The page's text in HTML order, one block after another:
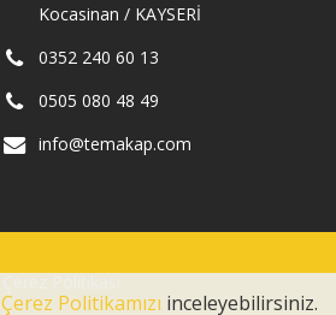
Kocasinan / KAYSERİ
0352 240 60 13
0505 080 48 49
info@temakap.com
Çerez Politikamızı inceleyebilirsiniz.